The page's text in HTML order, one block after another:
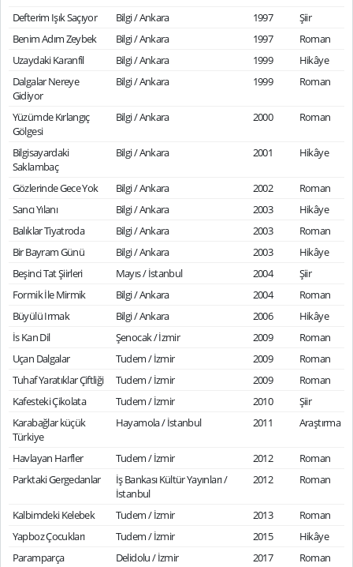
Defterim Işık Saçıyor
Bilgi / Ankara 1997
Şiir
Benim Adım Zeybek
Bilgi / Ankara 1997
Roman
Uzaydaki Karanfil
Bilgi / Ankara 1999
Hikâye
Dalgalar Nereye
Gidiyor
Bilgi / Ankara 1999 Roman
Yüzümde Kırlangıç
Gölgesi
Bilgi / Ankara 2000 Roman
Bilgisayardaki
Saklambaç
Bilgi / Ankara 2001 Hikâye
Gözlerinde Gece Yok Bilgi / Ankara 2002
Roman
Sancı Yılanı
Bilgi / Ankara 2003
Hikâye
Balıklar Tiyatroda
Bilgi / Ankara 2003
Roman
Bir Bayram Günü
Bilgi / Ankara 2003
Hikâye
Beşinci Tat Şiirleri
Mayıs / İstanbul 2004
Şiir
Formik İle Mirmik
Bilgi / Ankara 2004
Roman
Büyülü Irmak
Bilgi / Ankara 2006
Hikâye
İs Kan Dil
Şenocak / İzmir 2009
Roman
Uçan Dalgalar
Tudem / İzmir 2009
Roman
Tuhaf Yaratıklar Çiftliği
Tudem / İzmir 2009
Roman
Kafesteki Çikolata
Tudem / İzmir 2010
Şiir
Karabağlar küçük
Türkiye
Hayamola / İstanbul 2011 Araştırma
Havlayan Harfler Tudem / İzmir 2012
Roman
Parktaki Gergedanlar
İş Bankası Kültür Yayınları /
İstanbul
2012 Roman
Kalbimdeki Kelebek Tudem / İzmir 2013
Roman
Yapboz Çocukları
Tudem / İzmir 2015
Hikâye
Paramparça
Delidolu / İzmir 2017 Roman